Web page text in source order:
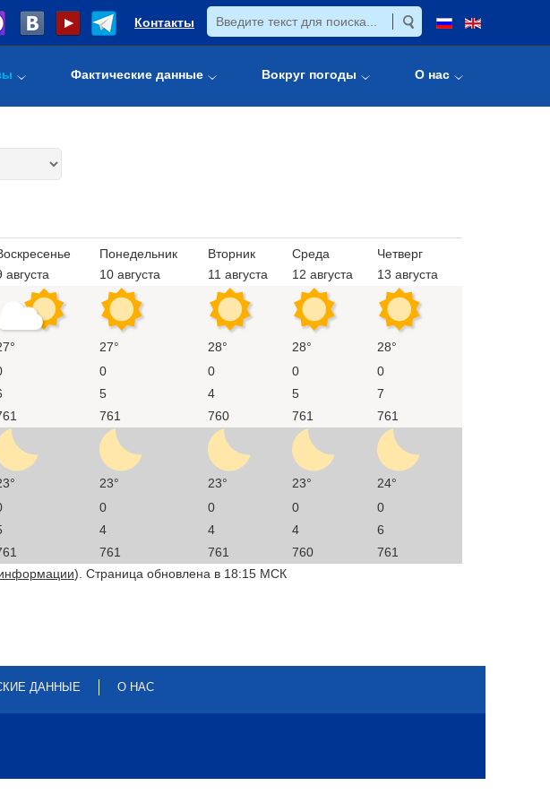
Контакты
Фактические данные Вокруг погоды О нас
августа
Понедельник
10 августа
Вторник
11 августа
Среда
12 августа
Четверг
13 августа
27° 28° 28°
28°
0 0 0
0
5 4 5
7
761 760 761 761
23° 23° 23°
24°
0 0 0
0
4 4 4
6
761 761 760
761
). Страница обновлена в 18:15 МСК
ДАННЫЕ О НАС